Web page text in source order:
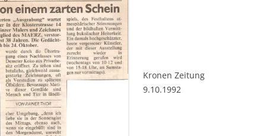
Kronen Zeitung
9.10.1992